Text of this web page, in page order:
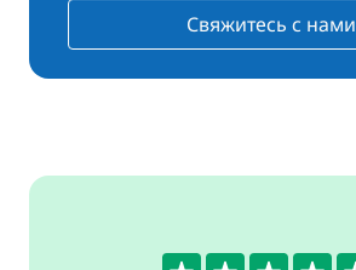
Свяжитесь с нами
4.5